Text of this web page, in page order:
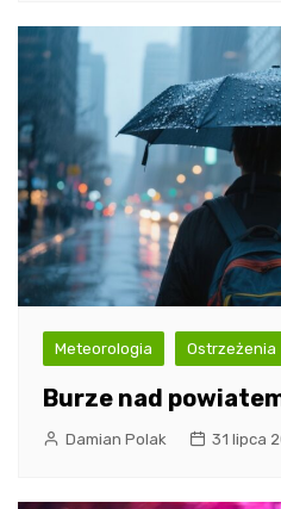
Meteorologia Ostrzeżenia
Burze nad
Damian Polak 31 lipca